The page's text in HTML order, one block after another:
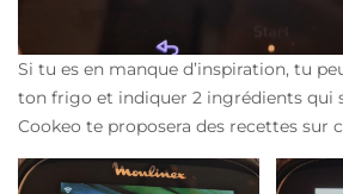
Si tu es en manque d’inspiration, tu
ton frigo et indiquer 2 ingrédients qui
Cookeo te proposera des recettes sur